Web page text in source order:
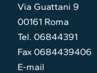
Via Guattani 9
00161 Roma
Tel. 06844391
Fax 0684439406
E-mail